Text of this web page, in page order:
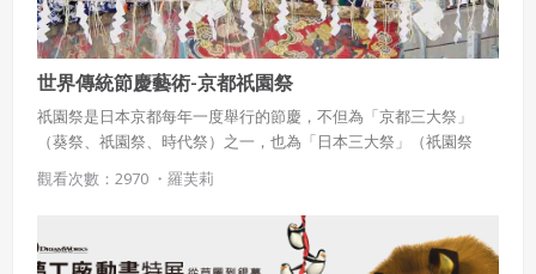
世界傳統節慶藝術-京都祇園祭
祇園祭是日本京都每年一度舉行的節慶，不但為「京都三大祭」
（葵祭、祇園祭、時代祭）之一，也為「日本三大祭」（祇園祭
（京都）、天神祭（大阪）、神田祭（江戶））與「三大曳山
祭」、「三大美祭」（秩父夜祭（埼玉縣秩父市）、祇園祭（京都
府京都市）、高山祭（岐阜縣高山市））之一。並被認為是其中一
項最大規模及最著名的祭典。整個祇園祭長達一個月，在7月17日
（前祭）和7月24日（後祭）則進行大型巡遊，京都的33個區，每區
觀看次數：2970 ・ 羅芙莉